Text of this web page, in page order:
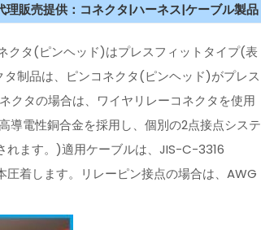
理販売提供：コネクタ|ハーネス|ケーブル製品
クタ(ピンヘッド)はプレスフィットタイプ(表
制品は、ピンコネクタ(ピンヘッド)がプレス
タの場合は、ワイヤリレーコネクタを使用
導電性銅合金を採用し、個別の2点接点システ
れます。)適用ケーブルは、JIS-C-3316
着します。リレーピン接点の場合は、AWG